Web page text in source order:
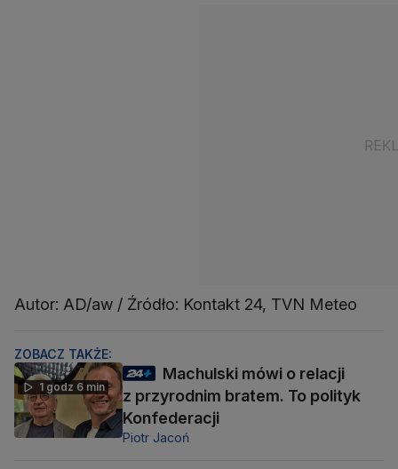
Autor: AD/aw / Źródło: Kontakt 24, TVN Meteo
ZOBACZ TAKŻE:
1 godz 6 min
Machulski mówi o relacji
z przyrodnim bratem. To polityk
Konfederacji
Piotr Jacoń